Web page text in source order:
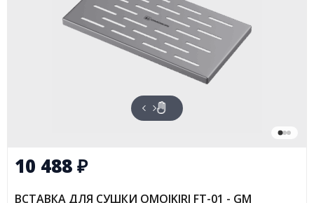
10 488₽
ВСТАВКА ДЛЯ СУШКИ OMOIKIRI FT-01 - GM